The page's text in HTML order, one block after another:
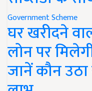
Government Scheme
घर खरीदने
लोन पर
जानें कौन